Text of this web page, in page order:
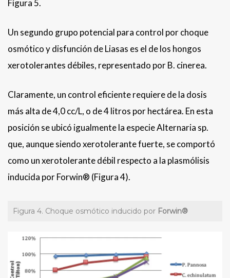
Figura 5.
Un segundo grupo potencial para control por choque
osmótico y disfunción de Liasas es el de los hongos
xerotolerantes débiles, representado por B. cinerea.
Claramente, un control eficiente requiere de la dosis
más alta de 4,0 cc/L, o de 4 litros por hectárea. En esta
posición se ubicó igualmente la especie Alternaria sp.
que, aunque siendo xerotolerante fuerte, se comportó
como un xerotolerante débil respecto a la plasmólisis
inducida por Forwin® (Figura 4).
Figura 4. Choque osmótico inducido por Forwin®